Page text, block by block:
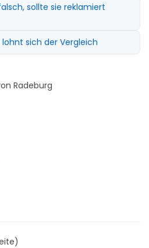
sollte sie reklamiert
sich der Vergleich
Radeburg